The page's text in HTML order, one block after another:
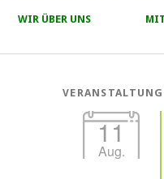
WIR ÜBER UNS
11
Aug.